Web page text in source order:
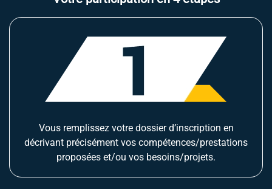
Vous remplissez votre dossier d’inscription en
décrivant précisément vos compétences/prestations
proposées et/ou vos besoins/projets.